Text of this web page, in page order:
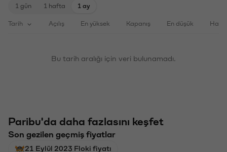
1 gün 1 hafta 1 ay
Tarih Açılış En yüksek Kapanış En düşük
Bu tarih aralığı için veri bulunamadı.
Paribu'da daha fazlasını keşfet
Son gezilen geçmiş fiyatlar
21 Eylül 2023 Floki fiyatı